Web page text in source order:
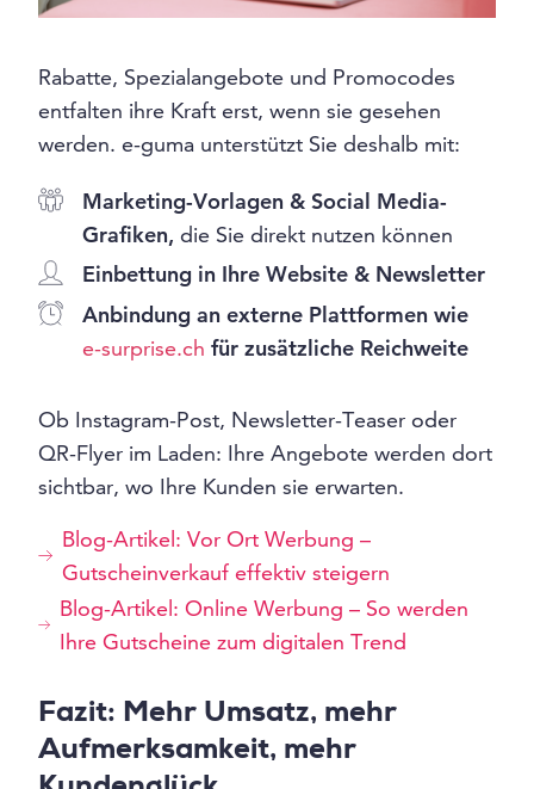
Rabatte, Spezialangebote und Promocodes
entfalten ihre Kraft erst, wenn sie gesehen
werden. e-guma unterstützt Sie deshalb mit:
Marketing-Vorlagen & Social Media-
Grafiken, die Sie direkt nutzen können
Einbettung in Ihre Website & Newsletter
Anbindung an externe Plattformen wie
e-surprise.ch für zusätzliche Reichweite
Ob Instagram-Post, Newsletter-Teaser oder
QR-Flyer im Laden: Ihre Angebote werden dort
sichtbar, wo Ihre Kunden sie erwarten.
Blog-Artikel: Vor Ort Werbung –
Gutscheinverkauf effektiv steigern
Blog-Artikel: Online Werbung – So werden
Ihre Gutscheine zum digitalen Trend
Fazit: Mehr Umsatz, mehr
Aufmerksamkeit, mehr